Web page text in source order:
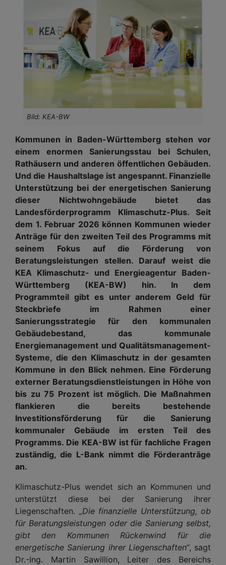
Bild: KEA-BW
Kommunen in Baden-Württemberg stehen vor
einem enormen Sanierungsstau bei Schulen,
Rathäusern und anderen öffentlichen Gebäuden.
Und die Haushaltslage ist angespannt. Finanzielle
Unterstützung bei der energetischen Sanierung
dieser Nichtwohngebäude bietet das
Landesförderprogramm Klimaschutz-Plus. Seit
dem 1. Februar 2026 können Kommunen wieder
Anträge für den zweiten Teil des Programms mit
seinem Fokus auf die Förderung von
Beratungsleistungen stellen. Darauf weist die
KEA Klimaschutz- und Energieagentur Baden-
Württemberg (KEA-BW) hin. In dem
Programmteil gibt es unter anderem Geld für
Steckbriefe im Rahmen einer
Sanierungsstrategie für den kommunalen
Gebäudebestand, das kommunale
Energiemanagement und Qualitätsmanagement-
Systeme, die den Klimaschutz in der gesamten
Kommune in den Blick nehmen. Eine Förderung
externer Beratungsdienstleistungen in Höhe von
bis zu 75 Prozent ist möglich. Die Maßnahmen
flankieren die bereits bestehende
Investitionsförderung für die Sanierung
kommunaler Gebäude im ersten Teil des
Programms. Die KEA-BW ist für fachliche Fragen
zuständig, die L-Bank nimmt die Förderanträge
an.
Klimaschutz-Plus wendet sich an Kommunen und
unterstützt diese bei der Sanierung ihrer
Liegenschaften. „Die finanzielle Unterstützung, ob
für Beratungsleistungen oder die Sanierung selbst,
gibt den Kommunen Rückenwind für die
energetische Sanierung ihrer Liegenschaften“, sagt
Dr.-Ing. Martin Sawillion, Leiter des Bereichs